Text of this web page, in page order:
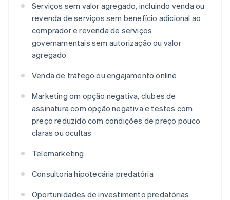
Serviços sem valor agregado, incluindo venda ou
revenda de serviços sem benefício adicional ao
comprador e revenda de serviços
governamentais sem autorização ou valor
agregado
Venda de tráfego ou engajamento online
Marketing om opção negativa, clubes de
assinatura com opção negativa e testes com
preço reduzido com condições de preço pouco
claras ou ocultas
Telemarketing
Consultoria hipotecária predatória
Oportunidades de investimento predatórias